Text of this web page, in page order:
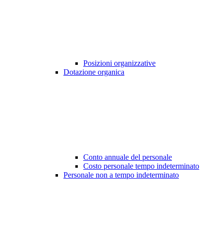
Posizioni organizzative
Dotazione organica
Conto annuale del personale
Costo personale tempo indeterminato
Personale non a tempo indeterminato